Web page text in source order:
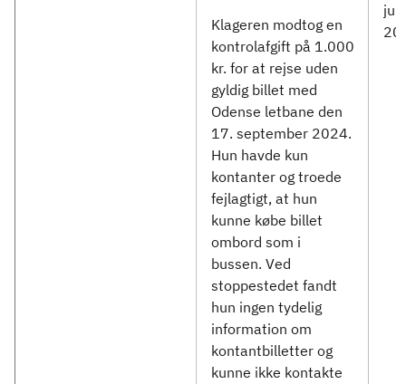
Klageren modtog en
kontrolafgift på 1.000
kr. for at rejse uden
gyldig billet med
Odense letbane den
17. september 2024.
Hun havde kun
kontanter og troede
fejlagtigt, at hun
kunne købe billet
ombord som i
bussen. Ved
stoppestedet fandt
hun ingen tydelig
information om
kontantbilletter og
kunne ikke kontakte
juni